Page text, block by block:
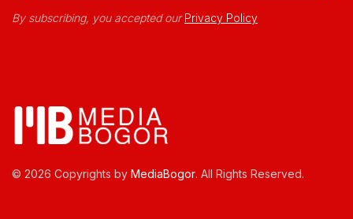
By subscribing, you accepted ourPrivacy Policy
© 2026 Copyrights by MediaBogor. All Rights Reserved.